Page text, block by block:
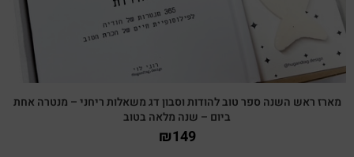
מארז ראש השנה ספר טוב להודות וסבון דג משאלות ריחני – מנטרה אחת
ביום – שנה מלאה בטוב
₪149